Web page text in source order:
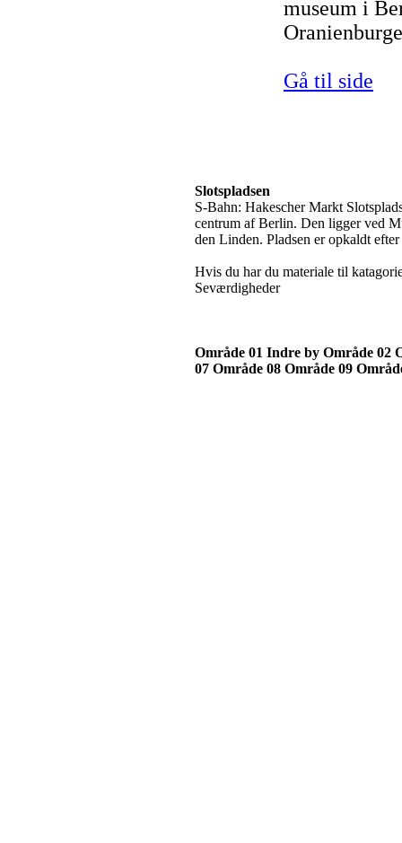
museum i
Gå til side
Slotspladsen
S-Bahn: Hakescher Markt
centrum af Berlin. Den ligger ved
den Linden. Pladsen er opkaldt
Hvis du har du materiale til
Seværdigheder
Område 01 Indre by Område 02
07 Område 08 Område 09